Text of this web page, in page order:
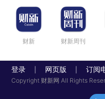
财新 财新周刊
登录 网页版 订阅
Copyright 财新网 All Rights